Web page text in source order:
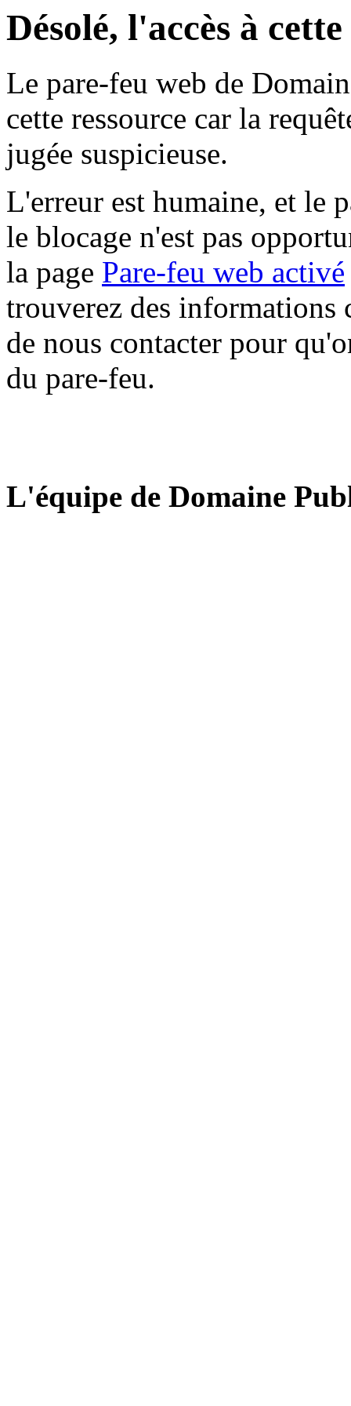
Désolé, l'accès à
Le pare-feu web de
cette ressource car la
jugée suspicieuse.
L'erreur est humaine, et le
le blocage n'est pas
la page Pare-feu web activé
trouverez des informations
de nous contacter pour
du pare-feu.
L'équipe de Domaine